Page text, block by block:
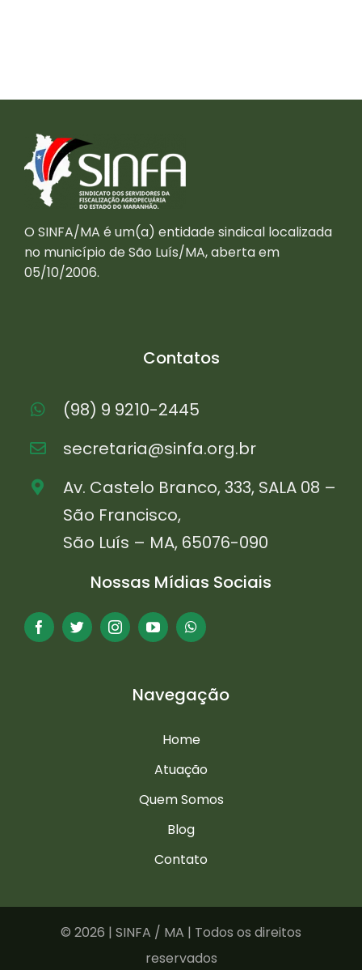
O SINFA/MA é um(a) entidade sindical localizada
no município de São Luís/MA, aberta em
05/10/2006.
Contatos
(98) 9 9210-2445
secretaria@sinfa.org.br
Av. Castelo Branco, 333, SALA 08 –
São Francisco,
São Luís – MA, 65076-090
Nossas Mídias Sociais
Navegação
Home
Atuação
Quem Somos
Blog
Contato
© 2026 | SINFA / MA | Todos os direitos
reservados